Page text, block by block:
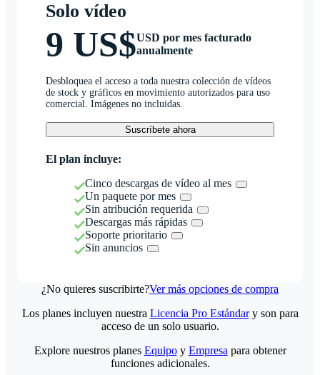
Solo vídeo
9 US$USD por mes facturado
anualmente
Desbloquea el acceso a toda nuestra colección de vídeos
de stock y gráficos en movimiento autorizados para uso
comercial. Imágenes no incluidas.
Suscríbete ahora
El plan incluye:
Cinco descargas de vídeo al mes
Un paquete por mes
Sin atribución requerida
Descargas más rápidas
Soporte prioritario
Sin anuncios
¿No quieres suscribirte?Ver más opciones de compra
Los planes incluyen nuestra Licencia Pro Estándary son para
acceso de un solo usuario.
Explore nuestros planes Equipoy Empresa para obtener
funciones adicionales.